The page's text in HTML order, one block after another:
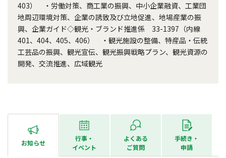
403） ・労働対策、商工業の振興、中小企業融資、工業団
地周辺環境対策、企業の誘致及び立地促進、地場産業の振
興、企業ガイド◇観光・ブランド推進係 33-1397（内線
401、404、405、406） ・観光施設の整備、特産品・伝統
工芸品の振興、観光宣伝、観光振興戦略プラン、観光資源の
開発、交流推進、広域観光
お知らせ
行事・
イベント
よくある
ご質問
手続き・
申請